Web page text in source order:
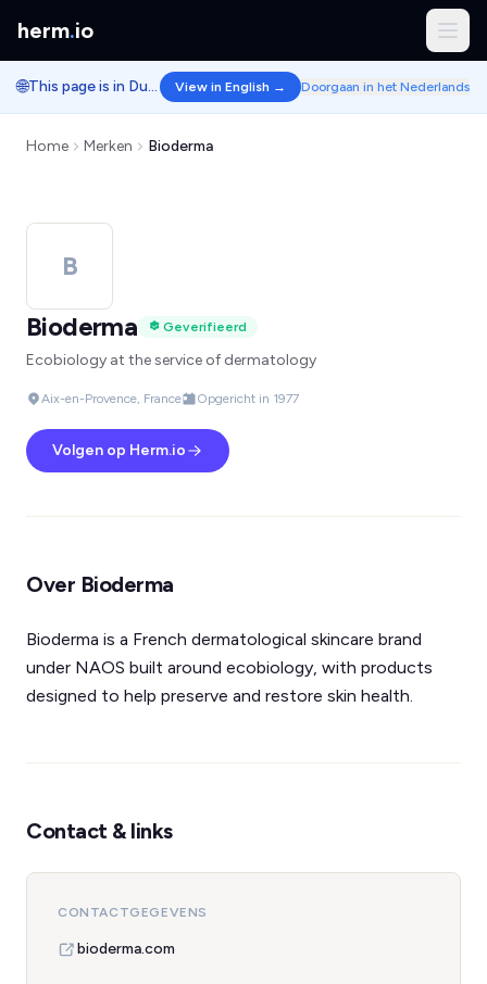
herm.io
🌐 This page is in Dutch. View in English → Doorgaan in het Nederlands
Home Merken Bioderma
B
Bioderma
Geverifieerd
Ecobiology at the service of dermatology
Aix-en-Provence, France Opgericht in 1977
Volgen op Herm.io
Over Bioderma
Bioderma is a French dermatological skincare brand
under NAOS built around ecobiology, with products
designed to help preserve and restore skin health.
Contact & links
CONTACTGEGEVENS
bioderma.com